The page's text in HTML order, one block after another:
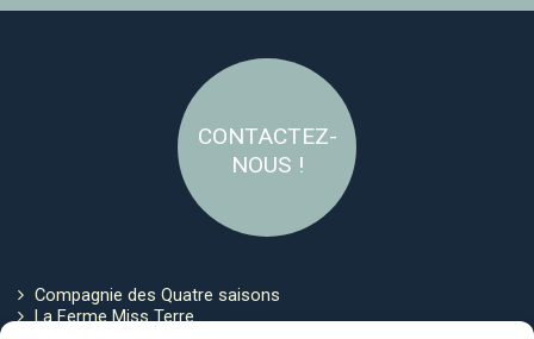
CONTACTEZ-
NOUS !
Compagnie des Quatre saisons
La Ferme Miss Terre